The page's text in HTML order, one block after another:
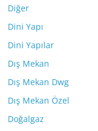
Diğer
Dini Yapı
Dini Yapılar
Dış Mekan
Dış Mekan Dwg
Dış Mekan Özel
Doğalgaz